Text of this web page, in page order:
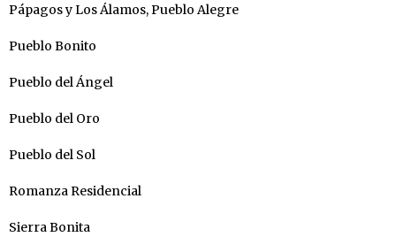
Pápagos y Los Álamos, Pueblo Alegre
Pueblo Bonito
Pueblo del Ángel
Pueblo del Oro
Pueblo del Sol
Romanza Residencial
Sierra Bonita